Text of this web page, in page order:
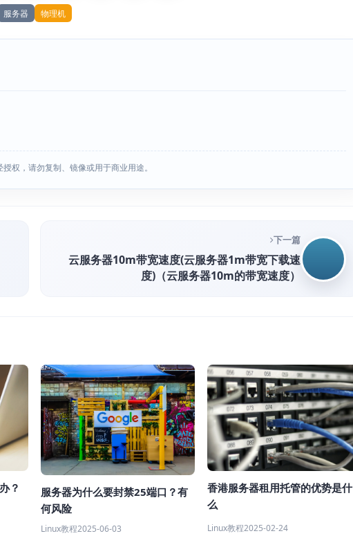
服务器 物理机
权，请勿复制、镜像或用于商业用途。
下一篇
云服务器10m带宽速度(云服务器1m带宽下载速
度)（云服务器10m的带宽速度）
？
服务器为什么要封禁25端口？有
何风险
Linux教程2025-06-03
香港服务器租用托管的优势是什
么
Linux教程2025-02-24